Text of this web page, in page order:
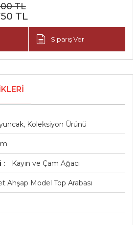
TL
TL
Sipariş Ver
Koleksiyon Ürünü
Kayın ve Çam Ağacı
Ahşap Model Top Arabası